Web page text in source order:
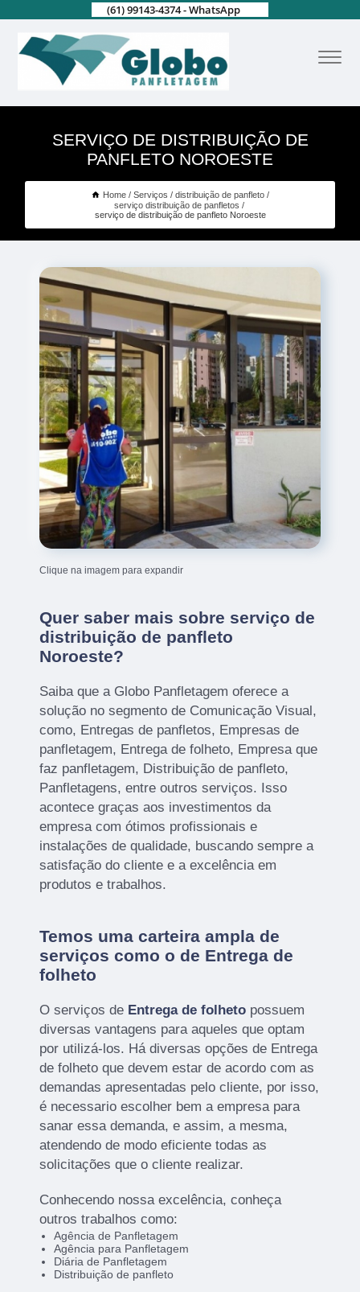
(61) 99143-4374 - WhatsApp
SERVIÇO DE DISTRIBUIÇÃO DE
PANFLETO NOROESTE
Home Serviços
distribuição de panfleto
serviço distribuição de panfletos
serviço de distribuição de panfleto Noroeste
Clique na imagem para expandir
Quer saber mais sobre serviço de
distribuição de panfleto
Noroeste?
Saiba que a Globo Panfletagem oferece a
solução no segmento de Comunicação Visual,
como, Entregas de panfletos, Empresas de
panfletagem, Entrega de folheto, Empresa que
faz panfletagem, Distribuição de panfleto,
Panfletagens, entre outros serviços. Isso
acontece graças aos investimentos da
empresa com ótimos profissionais e
instalações de qualidade, buscando sempre a
satisfação do cliente e a excelência em
produtos e trabalhos.
Temos uma carteira ampla de
serviços como o de Entrega de
folheto
O serviços de Entrega de folheto possuem
diversas vantagens para aqueles que optam
por utilizá-los. Há diversas opções de Entrega
de folheto que devem estar de acordo com as
demandas apresentadas pelo cliente, por isso,
é necessario escolher bem a empresa para
sanar essa demanda, e assim, a mesma,
atendendo de modo eficiente todas as
solicitações que o cliente realizar.
Conhecendo nossa excelência, conheça
outros trabalhos como:
Agência de Panfletagem
Agência para Panfletagem
Diária de Panfletagem
Distribuição de panfleto